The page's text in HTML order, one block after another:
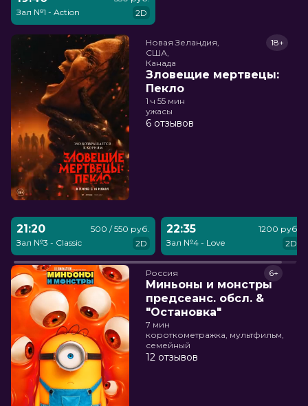
Зал №1 - Action
2D
Новая Зеландия,
США,
Канада
Зловещие мертвецы:
Пекло
18+
1 ч 55 мин
ужасы
6 отзывов
21:20
Зал №3 - Classic
500 / 550 руб.
2D
22:35
Зал №4 - Love
1200 руб.
2D
Россия
Миньоны и монстры
предсеанс. обсл. &
"Остановка"
6+
7 мин
короткометражка, мультфильм,
семейный
12 отзывов